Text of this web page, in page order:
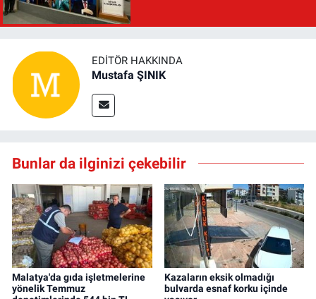
EDITÖR HAKKINDA
Mustafa ŞINIK
Bunlar da ilginizi çekebilir
Malatya'da gıda işletmelerine
yönelik Temmuz
Kazaların eksik olmadığı
bulvarda esnaf korku içinde